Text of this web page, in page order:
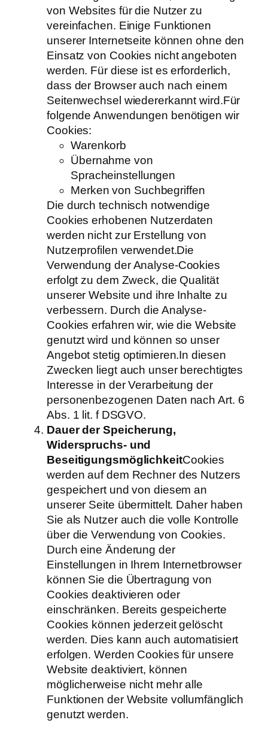
von Websites für die Nutzer zu
vereinfachen. Einige Funktionen
unserer Internetseite können ohne den
Einsatz von Cookies nicht angeboten
werden. Für diese ist es erforderlich,
dass der Browser auch nach einem
Seitenwechsel wiedererkannt wird.Für
folgende Anwendungen benötigen wir
Cookies:
Warenkorb
Übernahme von
Spracheinstellungen
Merken von Suchbegriffen
Die durch technisch notwendige
Cookies erhobenen Nutzerdaten
werden nicht zur Erstellung von
Nutzerprofilen verwendet.Die
Verwendung der Analyse-Cookies
erfolgt zu dem Zweck, die Qualität
unserer Website und ihre Inhalte zu
verbessern. Durch die Analyse-
Cookies erfahren wir, wie die Website
genutzt wird und können so unser
Angebot stetig optimieren.In diesen
Zwecken liegt auch unser berechtigtes
Interesse in der Verarbeitung der
personenbezogenen Daten nach Art. 6
Abs. 1 lit. f DSGVO.
Dauer der Speicherung,
Widerspruchs- und
BeseitigungsmöglichkeitCookies
werden auf dem Rechner des Nutzers
gespeichert und von diesem an
unserer Seite übermittelt. Daher haben
Sie als Nutzer auch die volle Kontrolle
über die Verwendung von Cookies.
Durch eine Änderung der
Einstellungen in Ihrem Internetbrowser
können Sie die Übertragung von
Cookies deaktivieren oder
einschränken. Bereits gespeicherte
Cookies können jederzeit gelöscht
werden. Dies kann auch automatisiert
erfolgen. Werden Cookies für unsere
Website deaktiviert, können
möglicherweise nicht mehr alle
Funktionen der Website vollumfänglich
genutzt werden.